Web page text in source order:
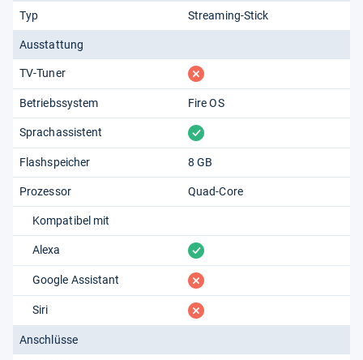
Typ Streaming-Stick
Ausstattung
TV-Tuner fehlt
Betriebssystem Fire OS
Sprachassistent vorhanden
Flashspeicher 8 GB
Prozessor Quad-Core
Kompatibel mit
Alexa vorhanden
Google Assistant fehlt
Siri fehlt
Anschlüsse